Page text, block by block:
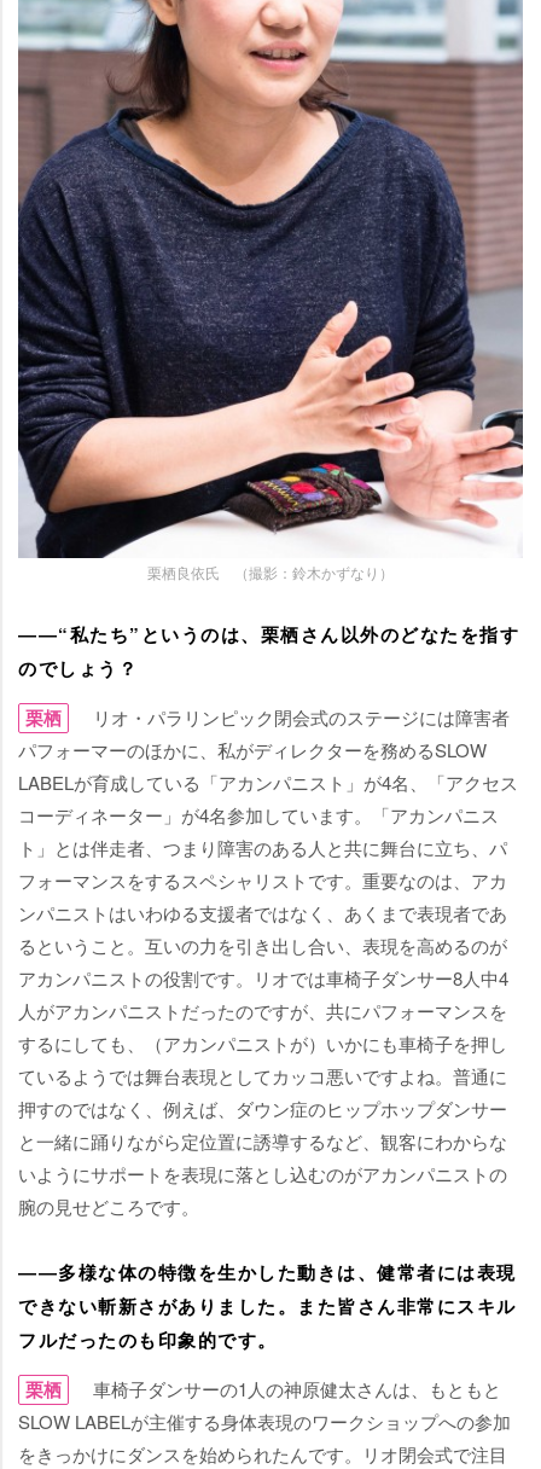
栗栖良依氏 （撮影：鈴木かずなり）
――“私たち”というのは、栗栖さん以外のどなたを指す
のでしょう？
栗栖
リオ・パラリンピック閉会式のステージには障害者
パフォーマーのほかに、私がディレクターを務めるSLOW
LABELが育成している「アカンパニスト」が4名、「アクセス
コーディネーター」が4名参加しています。「アカンパニス
ト」とは伴走者、つまり障害のある人と共に舞台に立ち、パ
フォーマンスをするスペシャリストです。重要なのは、アカ
ンパニストはいわゆる支援者ではなく、あくまで表現者であ
るということ。互いの力を引き出し合い、表現を高めるのが
アカンパニストの役割です。リオでは車椅子ダンサー8人中4
人がアカンパニストだったのですが、共にパフォーマンスを
するにしても、（アカンパニストが）いかにも車椅子を押し
ているようでは舞台表現としてカッコ悪いですよね。普通に
押すのではなく、例えば、ダウン症のヒップホップダンサー
と一緒に踊りながら定位置に誘導するなど、観客にわからな
いようにサポートを表現に落とし込むのがアカンパニストの
腕の見せどころです。
――多様な体の特徴を生かした動きは、健常者には表現
できない斬新さがありました。また皆さん非常にスキル
フルだったのも印象的です。
栗栖
車椅子ダンサーの1人の神原健太さんは、もともと
SLOW LABELが主催する身体表現のワークショップへの参加
をきっかけにダンスを始められたんです。リオ閉会式で注目